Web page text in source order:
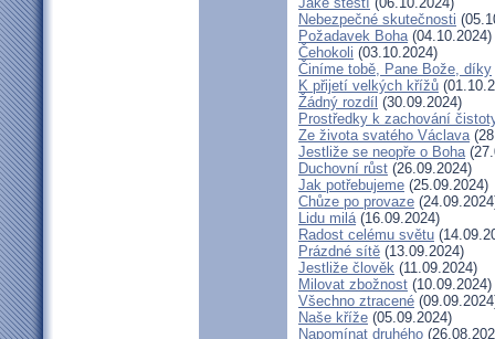
Nebezpečné skutečnosti
Požadavek Boha(04.10.2024)
Čehokoli (03.10.2024)
Činíme tobě, Pane Bože, díky
K přijetí velkých křížů
Žádný rozdíl (30.09.2024)
Prostředky k zachování
Ze života svatého Václava
Jestliže se neopře o Boha
Duchovní růst (26.09.2024)
Jak potřebujeme (25.09.2024)
Chůze po provaze
Lidu milá(16.09.2024)
Radost celému světu
Prázdné sítě (13.09.2024)
Jestliže člověk (11.09.2024)
Milovat zbožnost (10.09.2024)
Všechno ztracené
Naše kříže (05.09.2024)
Napomínat druhého